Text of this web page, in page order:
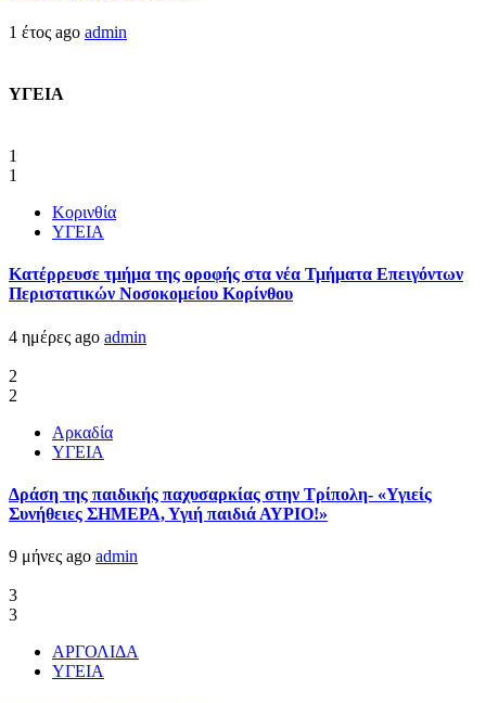
1 έτος ago admin
ΥΓΕΙΑ
1
1
Κορινθία
ΥΓΕΙΑ
Kατέρρευσε τμήμα της οροφής στα νέα Τμήματα Επειγόντων
Περιστατικών Νοσοκομείου Κορίνθου
4 ημέρες ago admin
2
2
Αρκαδία
ΥΓΕΙΑ
Δράση της παιδικής παχυσαρκίας στην Τρίπολη- «Υγιείς
Συνήθειες ΣΗΜΕΡΑ, Υγιή παιδιά ΑΥΡΙΟ!»
9 μήνες ago admin
3
3
ΑΡΓΟΛΙΔΑ
ΥΓΕΙΑ